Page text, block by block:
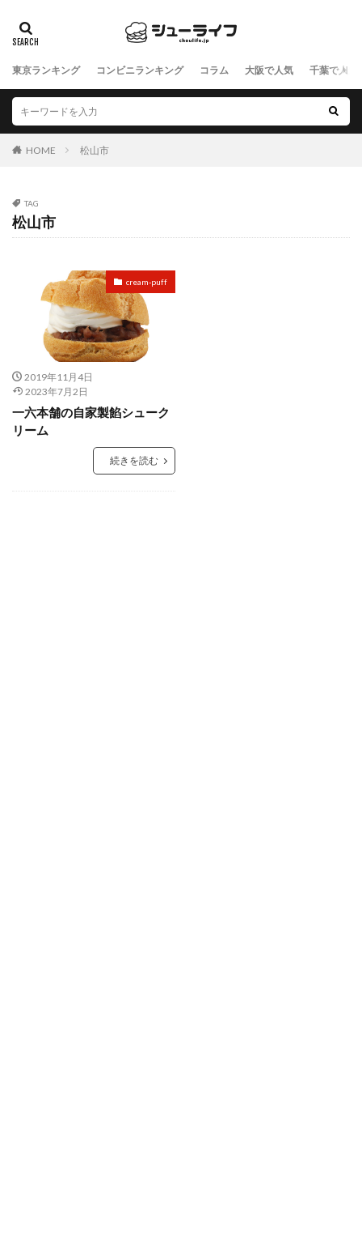
東京ランキング コンビニランキング コラム 大阪で人気 千葉で人気
HOME 松山市
TAG
松山市
cream-puff
2019年11月4日
2023年7月2日
一六本舗の自家製餡シューク
リーム
続きを読む